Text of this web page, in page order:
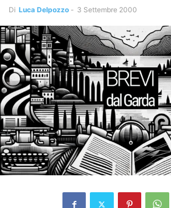
Di Luca Delpozzo - 3 Settembre 2000